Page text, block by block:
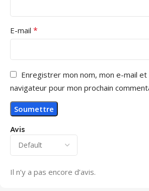
Avis
Il n’y a pas encore d’avis.
E-mail *
Enregistrer mon nom, mon e-mail
navigateur pour mon prochain